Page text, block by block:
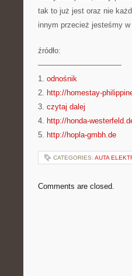
tak to już jest oraz nie
innym przecież jesteśmy
źródło:
———————————
1. odnośnik
2. http://homestay-
3. czytaj dalej
4. http://honda-
5. http://hopla-gmbh.de
CATEGORIES: AUTA
Comments are closed.